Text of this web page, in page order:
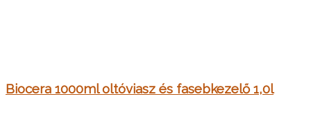
Biocera 1000ml oltóviasz és fasebkezelő 1,0l